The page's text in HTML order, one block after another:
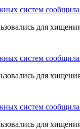
систем
для
систем
для
систем
для